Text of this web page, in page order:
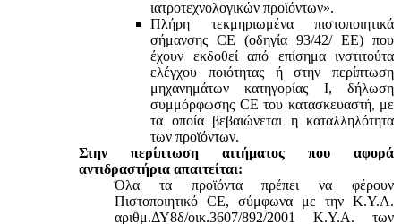
ιατροτεχνολογικών προϊόντων».
Πλήρη τεκμηριωμένα πιστοποιητικά
σήμανσης CE (οδηγία 93/42/ ΕΕ) που
έχουν εκδοθεί από επίσημα ινστιτούτα
ελέγχου ποιότητας ή στην περίπτωση
μηχανημάτων κατηγορίας Ι, δήλωση
συμμόρφωσης CE του κατασκευαστή, με
τα οποία βεβαιώνεται η καταλληλότητα
των προϊόντων.
Στην περίπτωση αιτήματος που αφορά
αντιδραστήρια απαιτείται:
Όλα τα προϊόντα πρέπει να φέρουν
Πιστοποιητικό CE, σύμφωνα με την Κ.Υ.Α.
αριθμ.ΔΥ8δ/οικ.3607/892/2001 Κ.Υ.Α. των